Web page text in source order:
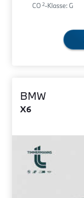
CO 2-Klasse: G
BMW
X6